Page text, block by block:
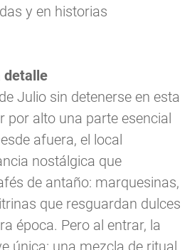
y en historias
detalle
Julio sin detenerse en esta
por alto una parte esencial
afuera, el local
nostálgica que
de antaño: marquesinas,
que resguardan dulces
época. Pero al entrar, la